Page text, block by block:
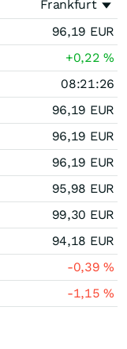
Frankfurt
96,19 EUR
+0,22%
08:21:26
96,19 EUR
96,19 EUR
96,19 EUR
95,98 EUR
99,30 EUR
94,18 EUR
-0,39%
-1,15%